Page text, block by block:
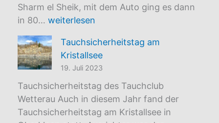
Sharm el Sheik, mit dem Auto ging es dann
in 80… Vereinsfahrt
2023
weiterlesen
Tauchsicherheitstag am
Kristallsee
19. Juli 2023
Tauchsicherheitstag des Tauchclub
Wetterau Auch in diesem Jahr fand der
Tauchsicherheitstag am Kristallsee in